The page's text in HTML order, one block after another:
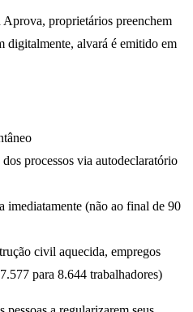
proprietários preenchem
digitalmente, alvará é emitido em
processos via autodeclaratório
imediatamente (não ao final de 90
civil aquecida, empregos
para 8.644 trabalhadores)